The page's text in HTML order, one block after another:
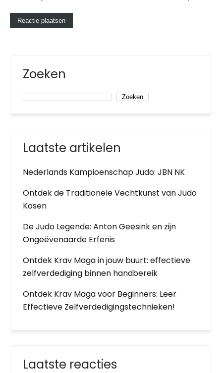
Zoeken
Zoeken
Laatste artikelen
Nederlands Kampioenschap Judo: JBN NK
Ontdek de Traditionele Vechtkunst van Judo
Kosen
De Judo Legende: Anton Geesink en zijn
Ongeëvenaarde Erfenis
Ontdek Krav Maga in jouw buurt: effectieve
zelfverdediging binnen handbereik
Ontdek Krav Maga voor Beginners: Leer
Effectieve Zelfverdedigingstechnieken!
Laatste reacties